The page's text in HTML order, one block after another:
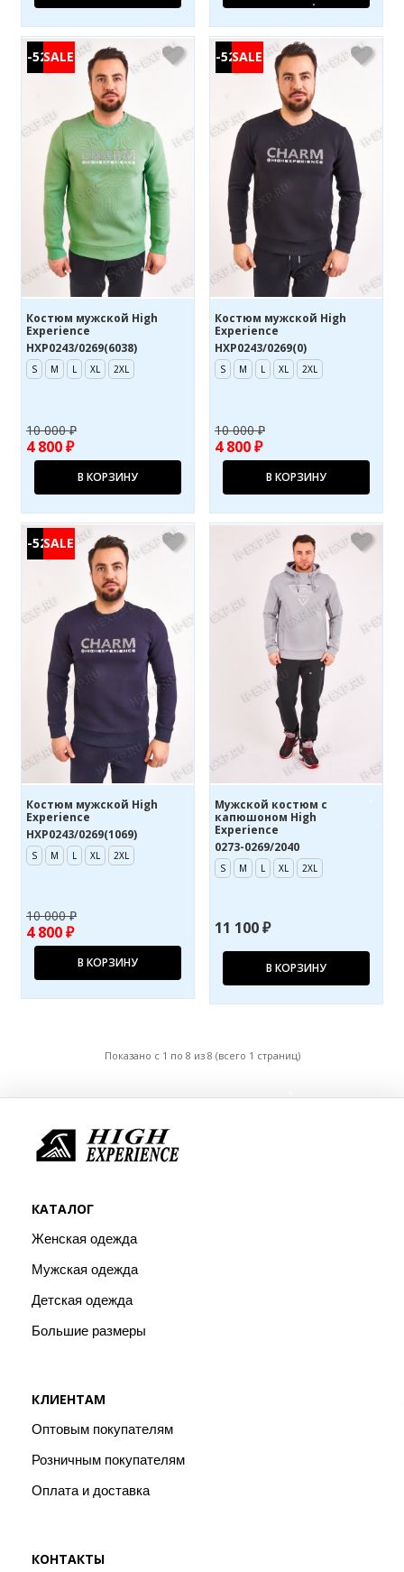
-52%
Костюм мужской High
Experience
HXP0243/0269(6038)
S M L XL 2XL
10 000 ₽
4 800 ₽
В КОРЗИНУ
-52%
Костюм мужской High
Experience
HXP0243/0269(0)
S M L XL 2XL
10 000 ₽
4 800 ₽
В КОРЗИНУ
-52%
Костюм мужской High
Experience
HXP0243/0269(1069)
S M L XL 2XL
10 000 ₽
4 800 ₽
В КОРЗИНУ
Мужской костюм с
капюшоном High
Experience
0273-0269/2040
S M L XL 2XL
11 100 ₽
В КОРЗИНУ
Показано с 1 по 8 из 8 (всего 1 страниц)
КАТАЛОГ
Женская одежда
Мужская одежда
Детская одежда
Большие размеры
КЛИЕНТАМ
Оптовым покупателям
Розничным покупателям
Оплата и доставка
КОНТАКТЫ